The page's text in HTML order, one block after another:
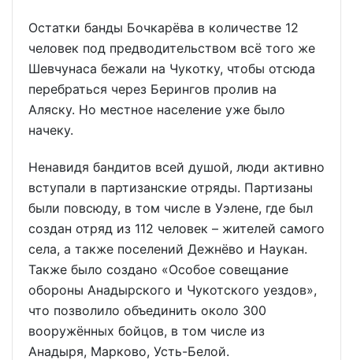
Остатки банды Бочкарёва в количестве 12
человек под предводительством всё того же
Шевчунаса бежали на Чукотку, чтобы отсюда
перебраться через Берингов пролив на
Аляску. Но местное население уже было
начеку.
Ненавидя бандитов всей душой, люди активно
вступали в партизанские отряды. Партизаны
были повсюду, в том числе в Уэлене, где был
создан отряд из 112 человек – жителей самого
села, а также поселений Дежнёво и Наукан.
Также было создано «Особое совещание
обороны Анадырского и Чукотского уездов»,
что позволило объединить около 300
вооружённых бойцов, в том числе из
Анадыря, Марково, Усть-Белой.